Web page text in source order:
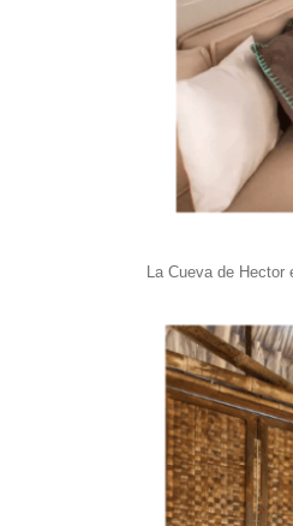
La Cueva de